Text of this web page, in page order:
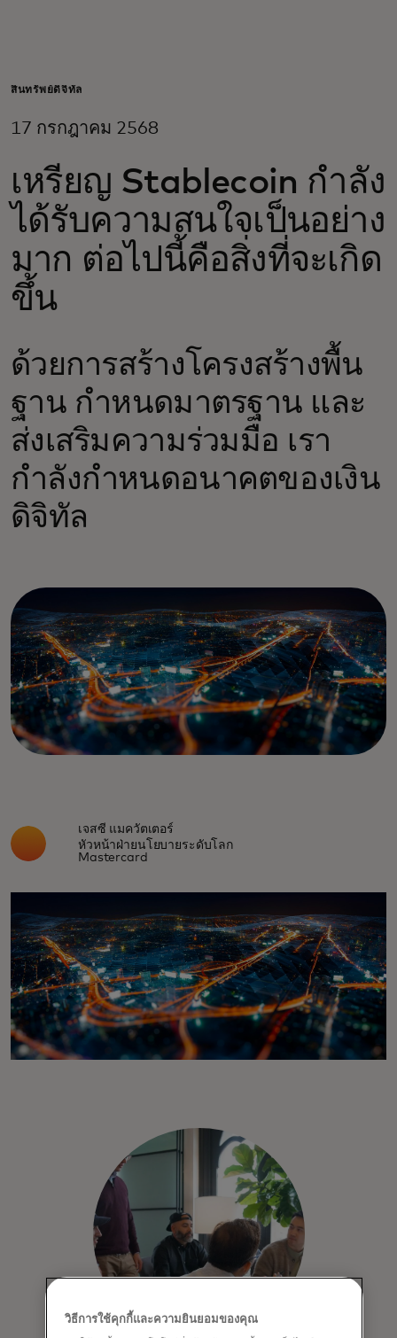
สำหรับธุรกิจ
สำหรับผู้สร้างนวัตกรรม
ข่าวสารและแนวโน้ม
สินทรัพย์ดิจิทัล
17 กรกฎาคม 2568
เหรียญ Stablecoin กำลัง
ได้รับความสนใจเป็นอย่าง
มาก ต่อไปนี้คือสิ่งที่จะเกิด
ขึ้น
ด้วยการสร้างโครงสร้างพื้น
ฐาน กำหนดมาตรฐาน และ
ส่งเสริมความร่วมมือ เรา
กำลังกำหนดอนาคตของเงิน
ดิจิทัล
เจสซี แมควัตเตอร์
หัวหน้าฝ่ายนโยบายระดับโลก
Mastercard
วิธีการใช้คุกกี้และความยินยอมของคุณ